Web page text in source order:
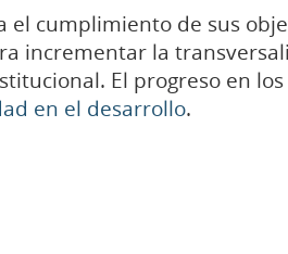
el cumplimiento de sus
incrementar la
El progreso en
en el desarrollo.